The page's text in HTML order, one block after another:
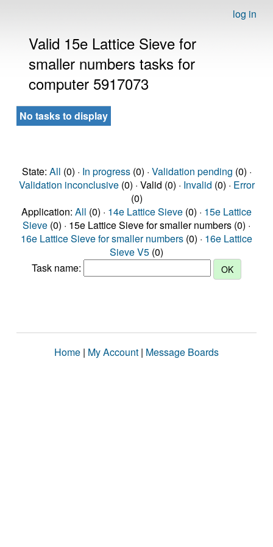
log in
Valid 15e Lattice Sieve for
smaller numbers tasks for
computer 5917073
No tasks to display
State: All (0) · In progress(0) · Validation pending (0) ·
Validation inconclusive(0) · Valid (0) · Invalid (0) · Error
(0)
Application: All (0) · 14e Lattice Sieve (0) · 15e Lattice
Sieve (0) · 15e Lattice Sieve for smaller numbers (0) ·
16e Lattice Sieve for smaller numbers (0) · 16e Lattice
Sieve V5 (0)
Task name:
Home | My Account | Message Boards